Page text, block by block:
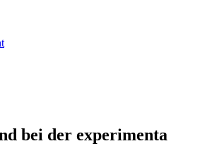
bei der experimenta